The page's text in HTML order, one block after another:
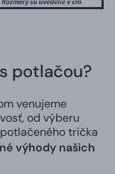
potlačou?
venujeme
od výberu
trička
výhody našich